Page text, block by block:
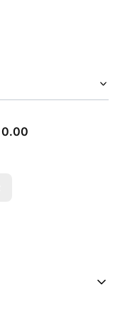
0.00